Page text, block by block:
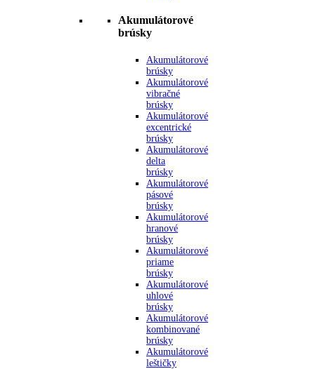
Akumulátorové
brúsky
Akumulátorové
brúsky
Akumulátorové
vibračné
brúsky
Akumulátorové
excentrické
brúsky
Akumulátorové
delta
brúsky
Akumulátorové
pásové
brúsky
Akumulátorové
hranové
brúsky
Akumulátorové
priame
brúsky
Akumulátorové
uhlové
brúsky
Akumulátorové
kombinované
brúsky
Akumulátorové
leštičky